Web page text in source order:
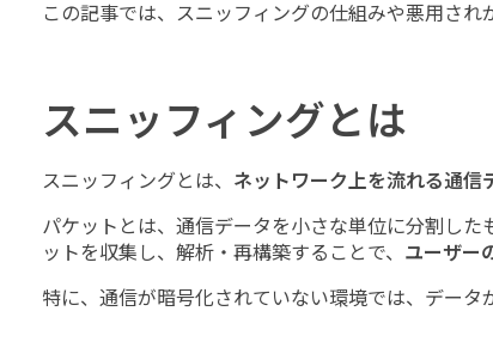
この記事では、スニッフィングの仕組みや悪用さ
スニッフィングとは
スニッフィングとは、 ネットワーク上を流れる通信
パケットとは、通信データを小さな単位に分割し
ットを収集し、解析・再構築することで、 ユーザー
特に、通信が暗号化されていない環境では、データ